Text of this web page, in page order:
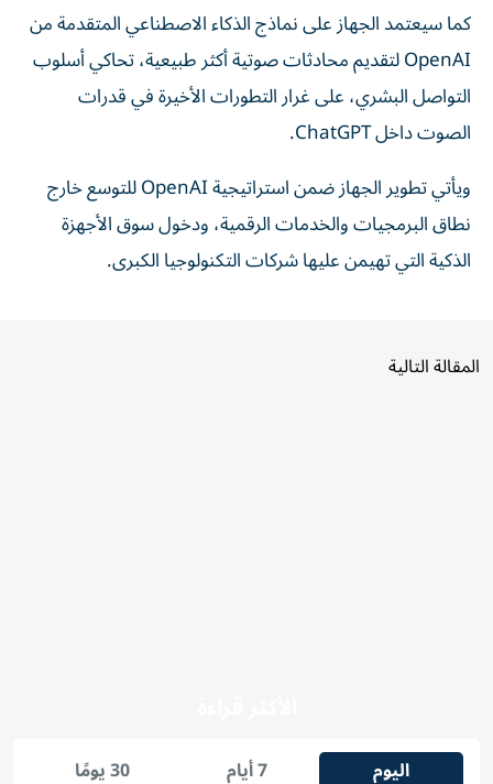
كما سيعتمد الجهاز على نماذج الذكاء الاصطناعي المتقدمة من
OpenAI لتقديم محادثات صوتية أكثر طبيعية، تحاكي أسلوب
التواصل البشري، على غرار التطورات الأخيرة في قدرات
الصوت داخل ChatGPT.
ويأتي تطوير الجهاز ضمن استراتيجية OpenAI للتوسع خارج
نطاق البرمجيات والخدمات الرقمية، ودخول سوق الأجهزة
الذكية التي تهيمن عليها شركات التكنولوجيا الكبرى.
المقالة التالية
اليوم 7 أيام 30 يومًا